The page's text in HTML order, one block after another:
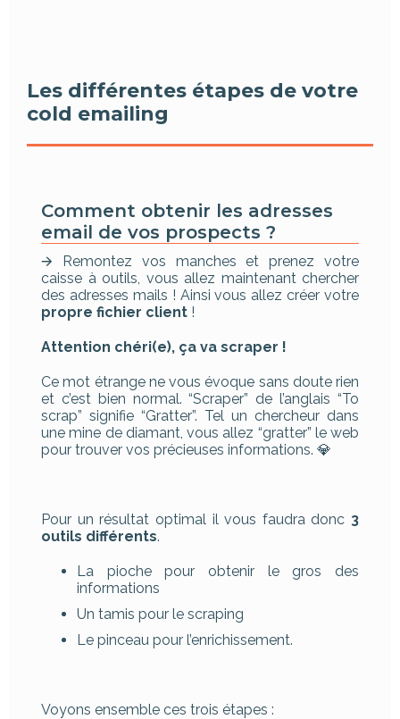
Les différentes étapes de votre
cold emailing
Comment obtenir les adresses
email de vos prospects ?
🡪 Remontez vos manches et prenez votre
caisse à outils, vous allez maintenant chercher
des adresses mails ! Ainsi vous allez créer votre
propre fichier client !
Attention chéri(e), ça va scraper !
Ce mot étrange ne vous évoque sans doute rien
et c’est bien normal. “Scraper” de l’anglais “To
scrap” signifie “Gratter”. Tel un chercheur dans
une mine de diamant, vous allez “gratter” le web
pour trouver vos précieuses informations. 💎
Pour un résultat optimal il vous faudra donc 3
outils différents.
La pioche pour obtenir le gros des
informations
Un tamis pour le scraping
Le pinceau pour l’enrichissement.
Voyons ensemble ces trois étapes :